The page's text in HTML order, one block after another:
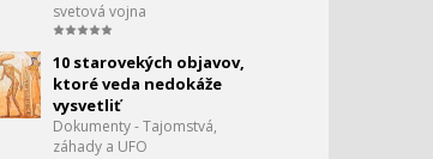
svetová vojna
10 starovekých objavov,
ktoré veda nedokáže
vysvetliť
Dokumenty - Tajomstvá,
záhady a UFO